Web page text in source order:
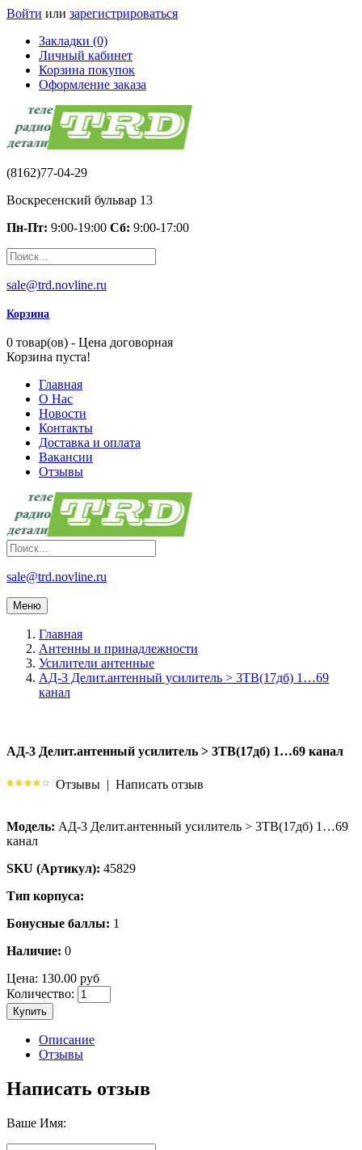
Войти или зарегистрироваться
Закладки (0)
Личный кабинет
Корзина покупок
Оформление заказа
(8162)77-04-29
Воскресенский бульвар 13
Пн-Пт: 9:00-19:00 Сб: 9:00-17:00
sale@trd.novline.ru
Корзина
0 товар(ов) - Цена договорная
Корзина пуста!
Главная
О Нас
Новости
Контакты
Доставка и оплата
Вакансии
Отзывы
sale@trd.novline.ru
Меню
Главная
Антенны и принадлежности
Усилители антенные
АД-3 Делит.антенный усилитель > 3ТВ(17дб) 1…69
канал
АД-3 Делит.антенный усилитель > 3ТВ(17дб) 1…69 канал
Отзывы | Написать отзыв
Модель: АД-3 Делит.антенный усилитель > 3ТВ(17дб) 1…69
канал
SKU (Артикул): 45829
Тип корпуса:
Бонусные баллы: 1
Наличие: 0
Цена: 130.00 руб
Количество:
Купить
Описание
Отзывы
Написать отзыв
Ваше Имя: